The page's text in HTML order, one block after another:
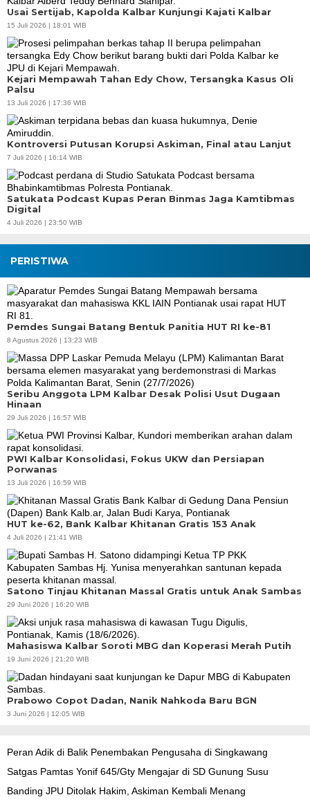
Usai Sertijab, Kapolda Kalbar Kunjungi Kajati Kalbar
15 Juli 2026 | 18:01 WIB
Kejari Mempawah Tahan Edy Chow, Tersangka Kasus Oli
Palsu
13 Juli 2026 | 17:36 WIB
Kontroversi Putusan Korupsi Askiman, Final atau Lanjut
7 Juli 2026 | 16:14 WIB
Satukata Podcast Kupas Peran Binmas Jaga Kamtibmas
Digital
4 Juli 2026 | 23:50 WIB
PERISTIWA
Pemdes Sungai Batang Bentuk Panitia HUT RI ke-81
8 Agustus 2026 | 13:23 WIB
Seribu Anggota LPM Kalbar Desak Polisi Usut Dugaan
Hinaan
29 Juli 2026 | 16:57 WIB
PWI Kalbar Konsolidasi, Fokus UKW dan Persiapan
Porwanas
13 Juli 2026 | 16:59 WIB
HUT ke-62, Bank Kalbar Khitanan Gratis 153 Anak
4 Juli 2026 | 21:41 WIB
Satono Tinjau Khitanan Massal Gratis untuk Anak Sambas
29 Juni 2026 | 16:20 WIB
Mahasiswa Kalbar Soroti MBG dan Koperasi Merah Putih
19 Juni 2026 | 21:20 WIB
Prabowo Copot Dadan, Nanik Nahkoda Baru BGN
3 Juni 2026 | 12:05 WIB
Peran Adik di Balik Penembakan Pengusaha di Singkawang
Satgas Pamtas Yonif 645/Gty Mengajar di SD Gunung Susu
Banding JPU Ditolak Hakim, Askiman Kembali Menang